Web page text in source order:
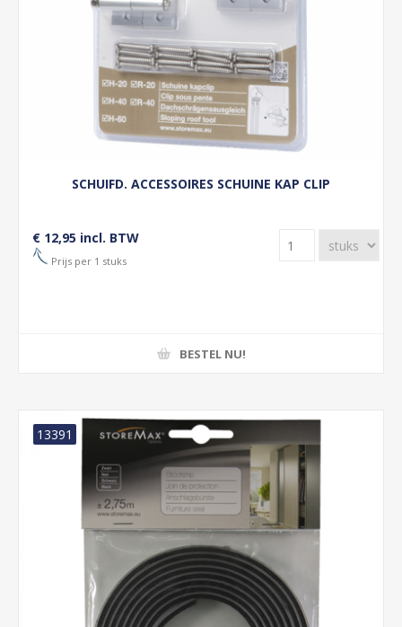
SCHUIFD. ACCESSOIRES SCHUINE KAP CLIP
€ 12,95 incl. BTW
Prijs per 1 stuks
BESTEL NU!
13391